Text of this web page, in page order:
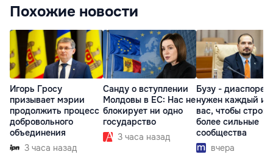
Похожие новости
Игорь Гросу
призывает мэрии
продолжить процесс
добровольного
объединения
3 часа назад
Санду о вступлении
Молдовы в ЕС: Нас не
блокирует ни одно
государство
3 часа назад
Бузу - диаспоре:
нужен каждый из
вас, чтобы
более сильные
сообщества
вчера